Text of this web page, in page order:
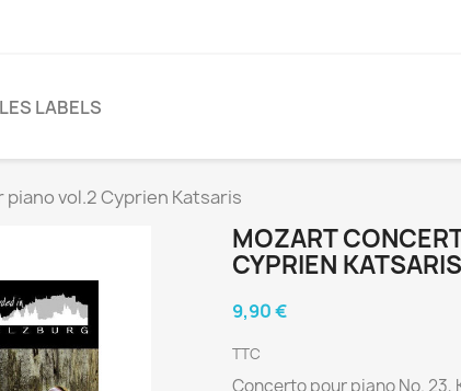
LABELS
vol.2 Cyprien Katsaris
MOZART
CYPRIEN KATSARIS
9,90 €
TTC
Concerto pour piano No. 23,